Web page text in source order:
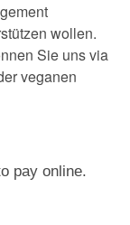
wollen.
Sie uns via
veganen